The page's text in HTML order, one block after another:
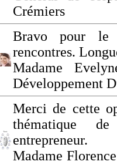
Crémiers
Bravo pour le
rencontres.
Madame
Développement
Merci de cette
thématique
entrepreneur.
Madame